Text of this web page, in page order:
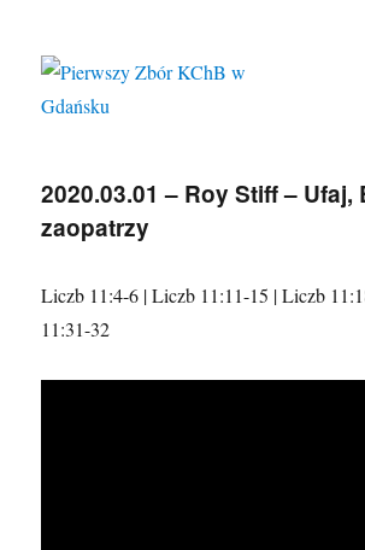
2020.03.01 – Roy Stiff – Ufaj,
zaopatrzy
Liczb 11:4-6 | Liczb 11:11-15 | Liczb
11:31-32